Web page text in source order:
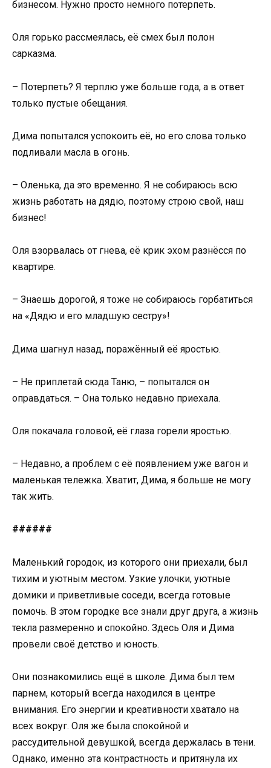
бизнесом. Нужно просто немного потерпеть.
Оля горько рассмеялась, её смех был полон
сарказма.
– Потерпеть? Я терплю уже больше года, а в ответ
только пустые обещания.
Дима попытался успокоить её, но его слова только
подливали масла в огонь.
– Оленька, да это временно. Я не собираюсь всю
жизнь работать на дядю, поэтому строю свой, наш
бизнес!
Оля взорвалась от гнева, её крик эхом разнёсся по
квартире.
– Знаешь дорогой, я тоже не собираюсь горбатиться
на «Дядю и его младшую сестру»!
Дима шагнул назад, поражённый её яростью.
– Не приплетай сюда Таню, – попытался он
оправдаться. – Она только недавно приехала.
Оля покачала головой, её глаза горели яростью.
– Недавно, а проблем с её появлением уже вагон и
маленькая тележка. Хватит, Дима, я больше не могу
так жить.
######
Маленький городок, из которого они приехали, был
тихим и уютным местом. Узкие улочки, уютные
домики и приветливые соседи, всегда готовые
помочь. В этом городке все знали друг друга, а жизнь
текла размеренно и спокойно. Здесь Оля и Дима
провели своё детство и юность.
Они познакомились ещё в школе. Дима был тем
парнем, который всегда находился в центре
внимания. Его энергии и креативности хватало на
всех вокруг. Оля же была спокойной и
рассудительной девушкой, всегда держалась в тени.
Однако, именно эта контрастность и притянула их